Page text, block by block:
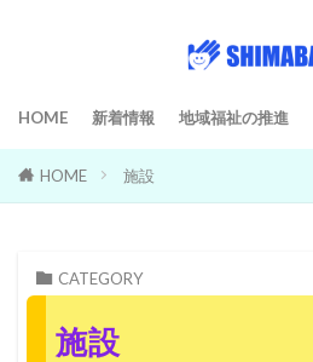
HOME 新着情報 地域福祉の推進
HOME 施設
CATEGORY
施設